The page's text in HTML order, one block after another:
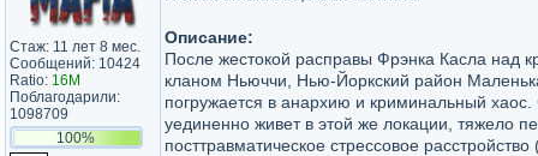
Стаж: 11 лет 8 мес.
Сообщений: 10424
Ratio: 16M
Поблагодарили:
1098709
100%
Описание:
После жестокой расправы Фрэнка Касла над
кланом Ньюччи, Нью-Йоркский район
погружается в анархию и криминальный
уединенно живет в этой же локации, тяжело
посттравматическое стрессовое